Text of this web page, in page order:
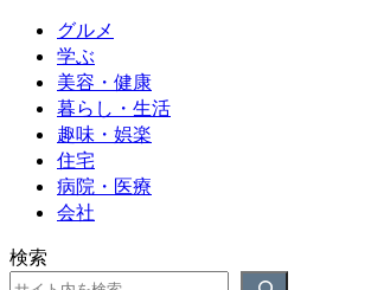
グルメ
学ぶ
美容・健康
暮らし・生活
趣味・娯楽
住宅
病院・医療
会社
検索